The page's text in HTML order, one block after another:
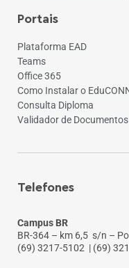
Portais
Plataforma EAD
Teams
Office 365
Como Instalar o
Consulta Diploma
Validador de Documentos
Telefones
Campus BR
BR-364 – km 6,5 s/n –
(69) 3217-5102 | (69)